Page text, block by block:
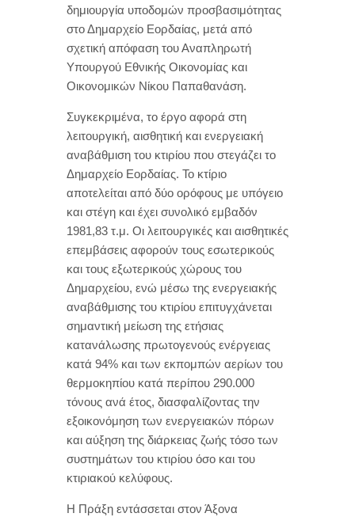
δημιουργία υποδομών προσβασιμότητας
στο Δημαρχείο Εορδαίας, μετά από
σχετική απόφαση του Αναπληρωτή
Υπουργού Εθνικής Οικονομίας και
Οικονομικών Νίκου Παπαθανάση.
Συγκεκριμένα, το έργο αφορά στη
λειτουργική, αισθητική και ενεργειακή
αναβάθμιση του κτιρίου που στεγάζει το
Δημαρχείο Εορδαίας. Το κτίριο
αποτελείται από δύο ορόφους με υπόγειο
και στέγη και έχει συνολικό εμβαδόν
1981,83 τ.μ. Οι λειτουργικές και αισθητικές
επεμβάσεις αφορούν τους εσωτερικούς
και τους εξωτερικούς χώρους του
Δημαρχείου, ενώ μέσω της ενεργειακής
αναβάθμισης του κτιρίου επιτυγχάνεται
σημαντική μείωση της ετήσιας
κατανάλωσης πρωτογενούς ενέργειας
κατά 94% και των εκπομπών αερίων του
θερμοκηπίου κατά περίπου 290.000
τόνους ανά έτος, διασφαλίζοντας την
εξοικονόμηση των ενεργειακών πόρων
και αύξηση της διάρκειας ζωής τόσο των
συστημάτων του κτιρίου όσο και του
κτιριακού κελύφους.
Η Πράξη εντάσσεται στον Άξονα